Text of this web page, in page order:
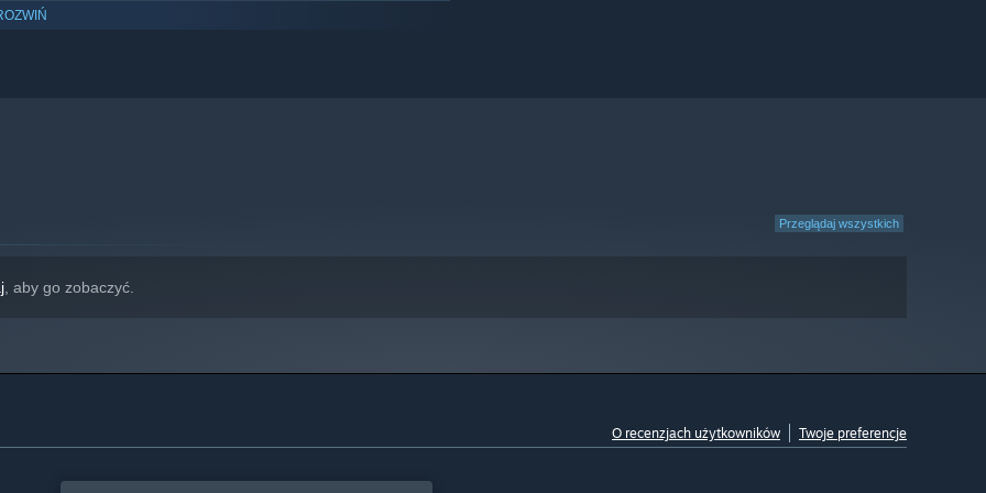
Przeglądaj wszystkich
, aby go zobaczyć.
O recenzjach użytkowników Twoje preferencje